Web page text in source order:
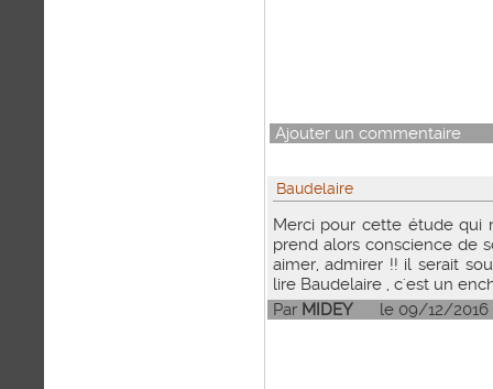
Ajouter un commentaire
Baudelaire
Merci pour cette étude qui
prend alors conscience de
aimer, admirer !! il serait
lire Baudelaire , c'est un
Par MIDEYle 09/12/2016